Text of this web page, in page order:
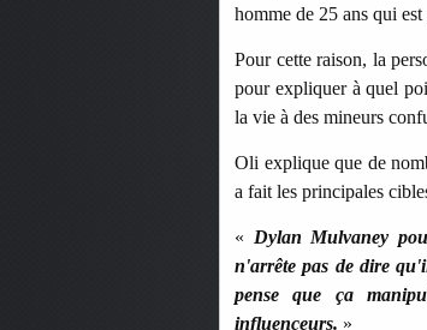
homme de 25 ans qui
Pour cette raison, la
pour expliquer à quel
la vie à des mineurs
Oli explique que de
a fait les principales
« Dylan Mulvaney
n'arrête pas de dire
pense que ça
influenceurs. »